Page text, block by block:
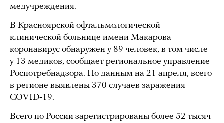
медучреждения.
В Красноярской офтальмологической
клинической больнице имени Макарова
коронавирус обнаружен у 89 человек, в том числе
у 13 медиков, сообщает региональное управление
Роспотребнадзора. По данным на 21 апреля, всего
в регионе выявлены 370 случаев заражения
COVID-19.
Всего по России зарегистрированы более 52 тысяч